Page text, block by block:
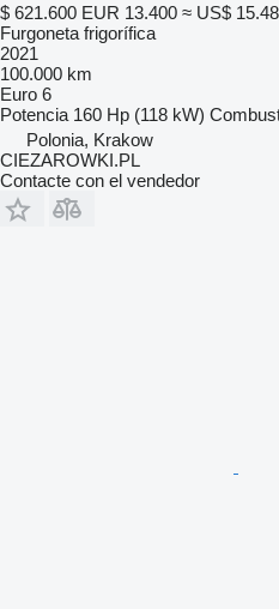
$ 621.600 EUR 13.400 ≈ US$
Furgoneta frigorífica
2021
100.000 km
Euro 6
Potencia 160 Hp (118 kW)
Polonia, Krakow
CIEZAROWKI.PL
Contacte con el vendedor